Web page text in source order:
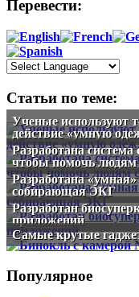
Перевести:
Статьи по теме:
Ученые используют
действие «умную
Разработана
чтобы помочь людям
Разработана
собирающая ЭКГ
Разработан
приложений
Самые крутые
Популярное